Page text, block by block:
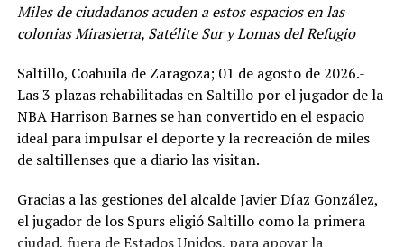
Miles de ciudadanos acuden a estos espacios en las
colonias Mirasierra, Satélite Sur y Lomas del Refugio
Saltillo, Coahuila de Zaragoza; 01 de agosto de 2026.-
Las 3 plazas rehabilitadas en Saltillo por el jugador de la
NBA Harrison Barnes se han convertido en el espacio
ideal para impulsar el deporte y la recreación de miles
de saltillenses que a diario las visitan.
Gracias a las gestiones del alcalde Javier Díaz González,
el jugador de los Spurs eligió Saltillo como la primera
ciudad, fuera de Estados Unidos, para apoyar la